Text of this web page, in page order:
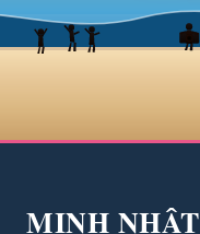
MINH NHẬT